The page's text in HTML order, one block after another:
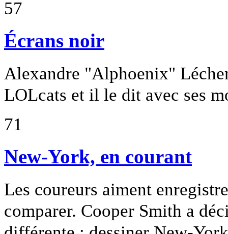
57
Écrans noir
Alexandre "Alphoenix"
LOLcats et il le dit avec ses
71
New-York, en courant
Les coureurs aiment
comparer. Cooper Smith a